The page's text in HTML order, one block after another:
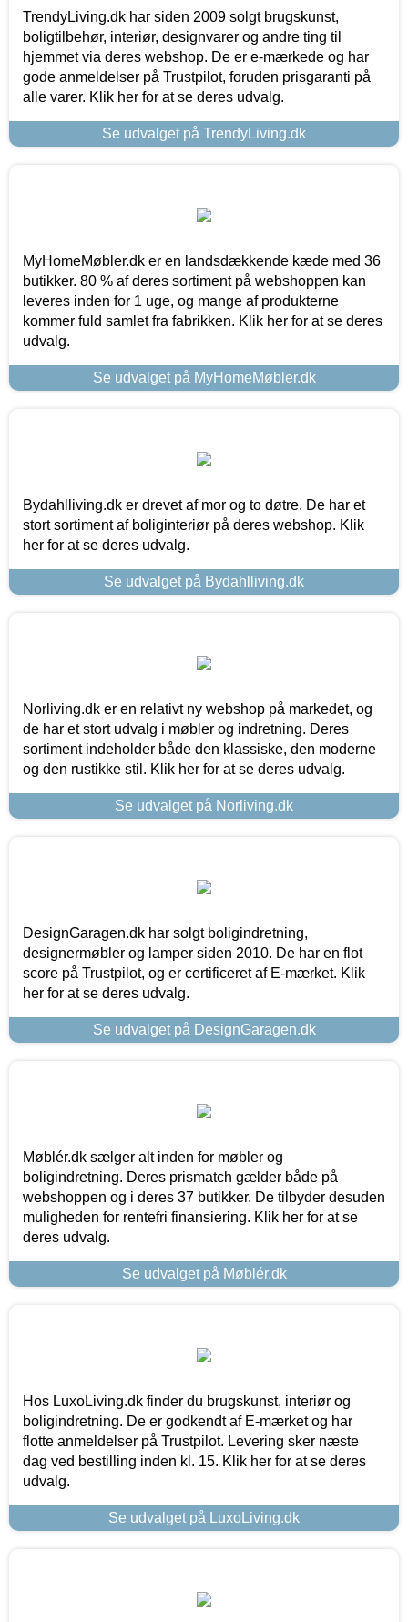
TrendyLiving.dk har siden 2009 solgt brugskunst,
boligtilbehør, interiør, designvarer og andre ting til
hjemmet via deres webshop. De er e-mærkede og har
gode anmeldelser på Trustpilot, foruden prisgaranti på
alle varer. Klik her for at se deres udvalg.
Se udvalget på TrendyLiving.dk
MyHomeMøbler.dk er en landsdækkende kæde med 36
butikker. 80 % af deres sortiment på webshoppen kan
leveres inden for 1 uge, og mange af produkterne
kommer fuld samlet fra fabrikken. Klik her for at se deres
udvalg.
Se udvalget på MyHomeMøbler.dk
Bydahlliving.dk er drevet af mor og to døtre. De har et
stort sortiment af boliginteriør på deres webshop. Klik
her for at se deres udvalg.
Se udvalget på Bydahlliving.dk
Norliving.dk er en relativt ny webshop på markedet, og
de har et stort udvalg i møbler og indretning. Deres
sortiment indeholder både den klassiske, den moderne
og den rustikke stil. Klik her for at se deres udvalg.
Se udvalget på Norliving.dk
DesignGaragen.dk har solgt boligindretning,
designermøbler og lamper siden 2010. De har en flot
score på Trustpilot, og er certificeret af E-mærket. Klik
her for at se deres udvalg.
Se udvalget på DesignGaragen.dk
Møblér.dk sælger alt inden for møbler og
boligindretning. Deres prismatch gælder både på
webshoppen og i deres 37 butikker. De tilbyder desuden
muligheden for rentefri finansiering. Klik her for at se
deres udvalg.
Se udvalget på Møblér.dk
Hos LuxoLiving.dk finder du brugskunst, interiør og
boligindretning. De er godkendt af E-mærket og har
flotte anmeldelser på Trustpilot. Levering sker næste
dag ved bestilling inden kl. 15. Klik her for at se deres
udvalg.
Se udvalget på LuxoLiving.dk